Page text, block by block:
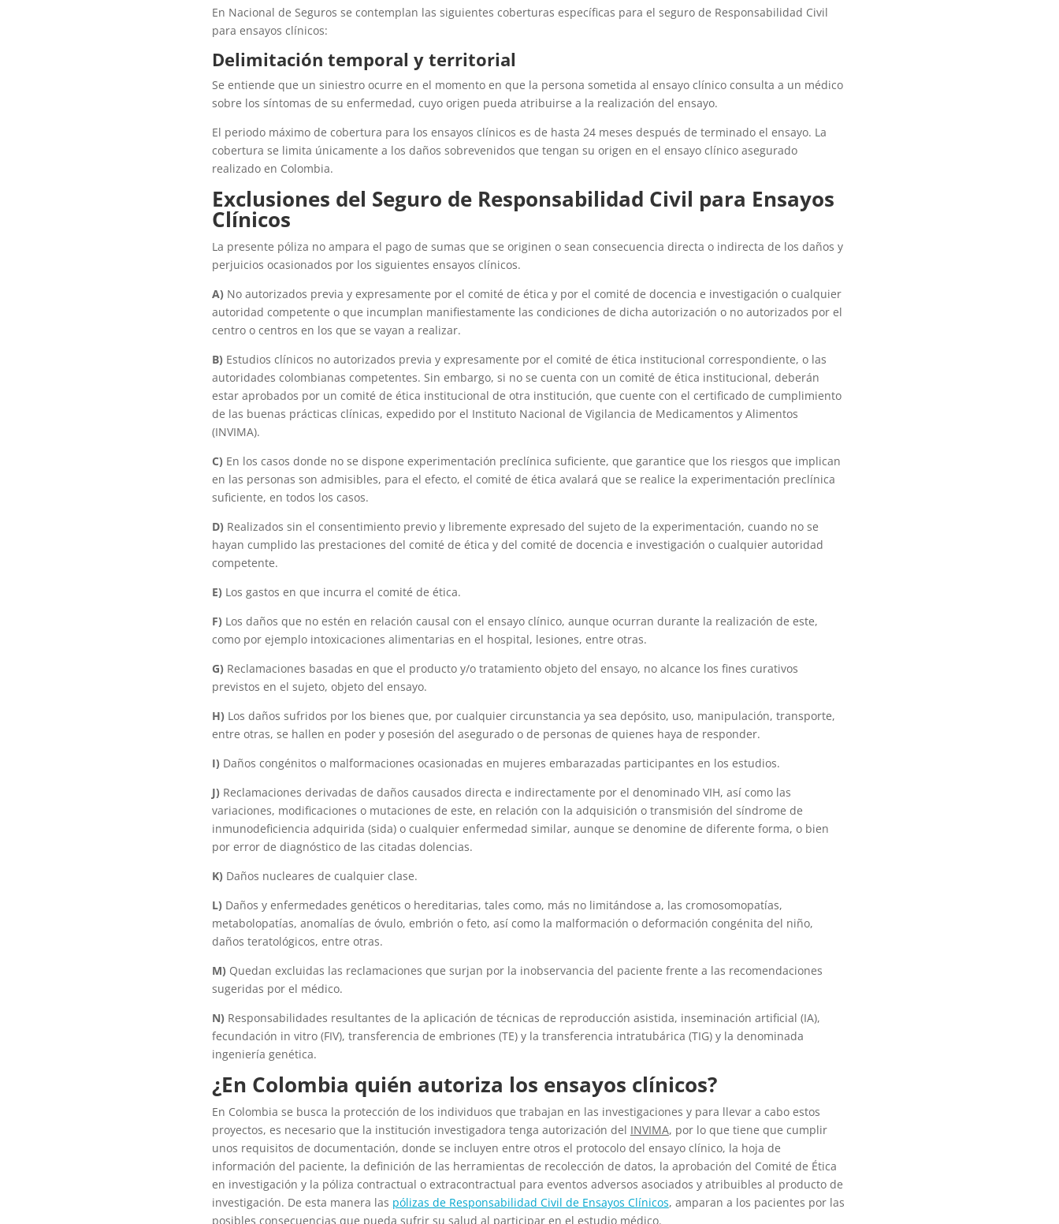
En Nacional de Seguros se contemplan las siguientes coberturas específicas para el seguro de Responsabilidad Civil
para ensayos clínicos:
Delimitación temporal y territorial
Se entiende que un siniestro ocurre en el momento en que la persona sometida al ensayo clínico consulta a un médico
sobre los síntomas de su enfermedad, cuyo origen pueda atribuirse a la realización del ensayo.
El periodo máximo de cobertura para los ensayos clínicos es de hasta 24 meses después de terminado el ensayo. La
cobertura se limita únicamente a los daños sobrevenidos que tengan su origen en el ensayo clínico asegurado
realizado en Colombia.
Exclusiones del Seguro de Responsabilidad Civil para Ensayos
Clínicos
La presente póliza no ampara el pago de sumas que se originen o sean consecuencia directa o indirecta de los daños y
perjuicios ocasionados por los siguientes ensayos clínicos.
A) No autorizados previa y expresamente por el comité de ética y por el comité de docencia e investigación o cualquier
autoridad competente o que incumplan manifiestamente las condiciones de dicha autorización o no autorizados por el
centro o centros en los que se vayan a realizar.
B) Estudios clínicos no autorizados previa y expresamente por el comité de ética institucional correspondiente, o las
autoridades colombianas competentes. Sin embargo, si no se cuenta con un comité de ética institucional, deberán
estar aprobados por un comité de ética institucional de otra institución, que cuente con el certificado de cumplimiento
de las buenas prácticas clínicas, expedido por el Instituto Nacional de Vigilancia de Medicamentos y Alimentos
(INVIMA).
C) En los casos donde no se dispone experimentación preclínica suficiente, que garantice que los riesgos que implican
en las personas son admisibles, para el efecto, el comité de ética avalará que se realice la experimentación preclínica
suficiente, en todos los casos.
D) Realizados sin el consentimiento previo y libremente expresado del sujeto de la experimentación, cuando no se
hayan cumplido las prestaciones del comité de ética y del comité de docencia e investigación o cualquier autoridad
competente.
E) Los gastos en que incurra el comité de ética.
F) Los daños que no estén en relación causal con el ensayo clínico, aunque ocurran durante la realización de este,
como por ejemplo intoxicaciones alimentarias en el hospital, lesiones, entre otras.
G) Reclamaciones basadas en que el producto y/o tratamiento objeto del ensayo, no alcance los fines curativos
previstos en el sujeto, objeto del ensayo.
H) Los daños sufridos por los bienes que, por cualquier circunstancia ya sea depósito, uso, manipulación, transporte,
entre otras, se hallen en poder y posesión del asegurado o de personas de quienes haya de responder.
I) Daños congénitos o malformaciones ocasionadas en mujeres embarazadas participantes en los estudios.
J) Reclamaciones derivadas de daños causados directa e indirectamente por el denominado VIH, así como las
variaciones, modificaciones o mutaciones de este, en relación con la adquisición o transmisión del síndrome de
inmunodeficiencia adquirida (sida) o cualquier enfermedad similar, aunque se denomine de diferente forma, o bien
por error de diagnóstico de las citadas dolencias.
K) Daños nucleares de cualquier clase.
L) Daños y enfermedades genéticos o hereditarias, tales como, más no limitándose a, las cromosomopatías,
metabolopatías, anomalías de óvulo, embrión o feto, así como la malformación o deformación congénita del niño,
daños teratológicos, entre otras.
M) Quedan excluidas las reclamaciones que surjan por la inobservancia del paciente frente a las recomendaciones
sugeridas por el médico.
N) Responsabilidades resultantes de la aplicación de técnicas de reproducción asistida, inseminación artificial (IA),
fecundación in vitro (FIV), transferencia de embriones (TE) y la transferencia intratubárica (TIG) y la denominada
ingeniería genética.
¿En Colombia quién autoriza los ensayos clínicos?
En Colombia se busca la protección de los individuos que trabajan en las investigaciones y para llevar a cabo estos
proyectos, es necesario que la institución investigadora tenga autorización del INVIMA, por lo que tiene que cumplir
unos requisitos de documentación, donde se incluyen entre otros el protocolo del ensayo clínico, la hoja de
información del paciente, la definición de las herramientas de recolección de datos, la aprobación del Comité de Ética
en investigación y la póliza contractual o extracontractual para eventos adversos asociados y atribuibles al producto de
investigación. De esta manera las pólizas de Responsabilidad Civil de Ensayos Clínicos, amparan a los pacientes por las
posibles consecuencias que pueda sufrir su salud al participar en el estudio médico.